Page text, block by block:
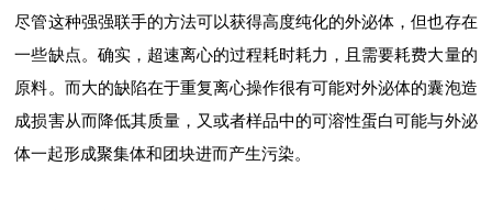
尽管这种强强联手的方法可以获得高度纯化的外泌体，但也存在
一些缺点。确实，超速离心的过程耗时耗力，且需要耗费大量的
原料。而大的缺陷在于重复离心操作很有可能对外泌体的囊泡造
成损害从而降低其质量，又或者样品中的可溶性蛋白可能与外泌
体一起形成聚集体和团块进而产生污染。